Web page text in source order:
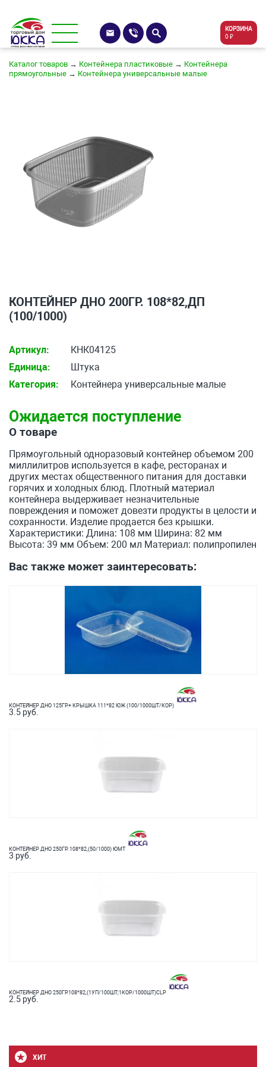
КОРЗИНА
0 ₽
Каталог товаров → Контейнера пластиковые → Контейнера
прямоугольные → Контейнера универсальные малые
КОНТЕЙНЕР ДНО 200ГР. 108*82,ДП
(100/1000)
Артикул:
КНК04125
Единица:
Штука
Категория:
Контейнера универсальные малые
Ожидается поступление
О товаре
Прямоугольный одноразовый контейнер объемом 200
миллилитров используется в кафе, ресторанах и
других местах общественного питания для доставки
горячих и холодных блюд. Плотный материал
контейнера выдерживает незначительные
повреждения и поможет довезти продукты в целости и
сохранности. Изделие продается без крышки.
Характеристики: Длина: 108 мм Ширина: 82 мм
Высота: 39 мм Объем: 200 мл Материал: полипропилен
Вас также может заинтересовать:
КОНТЕЙНЕР ДНО 125ГР.+ КРЫШКА 111*82 ЮЖ (100/1000ШТ/КОР)
3.5 руб.
КОНТЕЙНЕР ДНО 250ГР. 108*82,(50/1000) ЮМТ
3 руб.
КОНТЕЙНЕР ДНО 250ГР.108*82,(1УП/100ШТ;1КОР/1000ШТ)CLP
2.5 руб.
ХИТ